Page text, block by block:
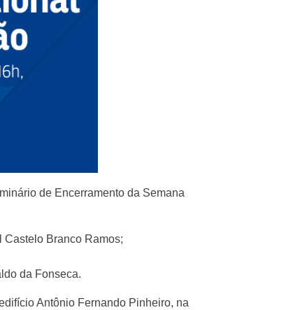
de Encerramento da Semana
Castelo Branco Ramos;
da Fonseca.
Antônio Fernando Pinheiro, na